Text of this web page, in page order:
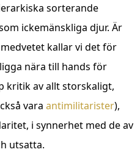
sorterande
ickemänskliga djur. Är
kallar vi det för
nära till hands för
kritik av allt storskaligt,
vara antimilitarister),
i synnerhet med de av
utsatta.